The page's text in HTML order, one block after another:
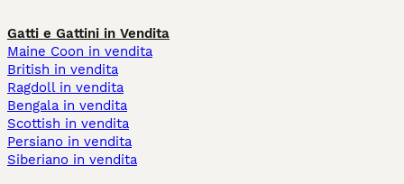
Gatti e Gattini in Vendita
Maine Coon in vendita
British in vendita
Ragdoll in vendita
Bengala in vendita
Scottish in vendita
Persiano in vendita
Siberiano in vendita